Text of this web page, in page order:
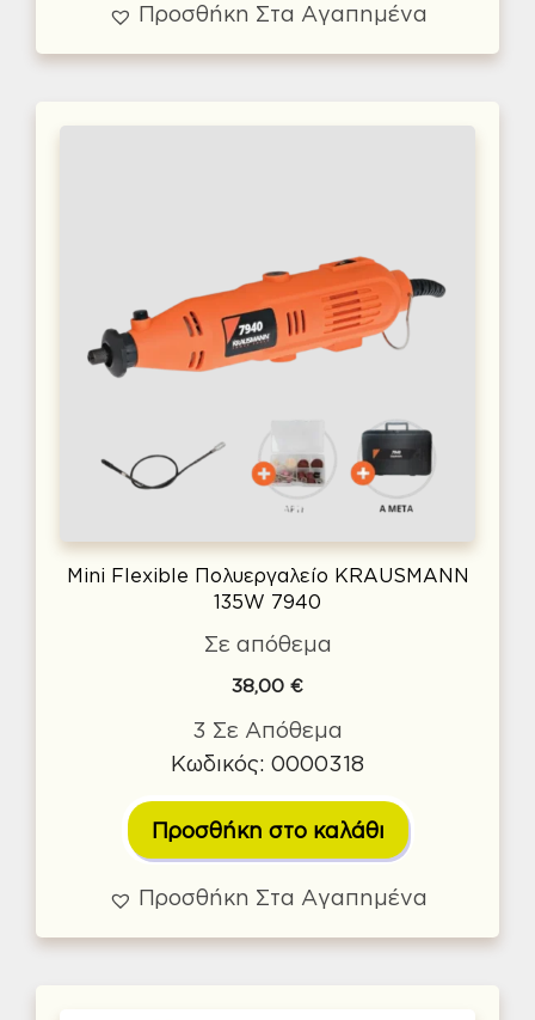
Προσθήκη Στα Αγαπημένα
Mini Flexible Πολυεργαλείο KRAUSMANN
135W 7940
Σε απόθεμα
38,00 €
3 Σε Απόθεμα
Κωδικός: 0000318
Προσθήκη στο καλάθι
Προσθήκη Στα Αγαπημένα